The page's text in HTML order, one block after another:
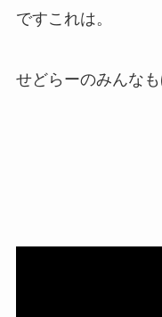
ですこれは。
せどらーのみんなも